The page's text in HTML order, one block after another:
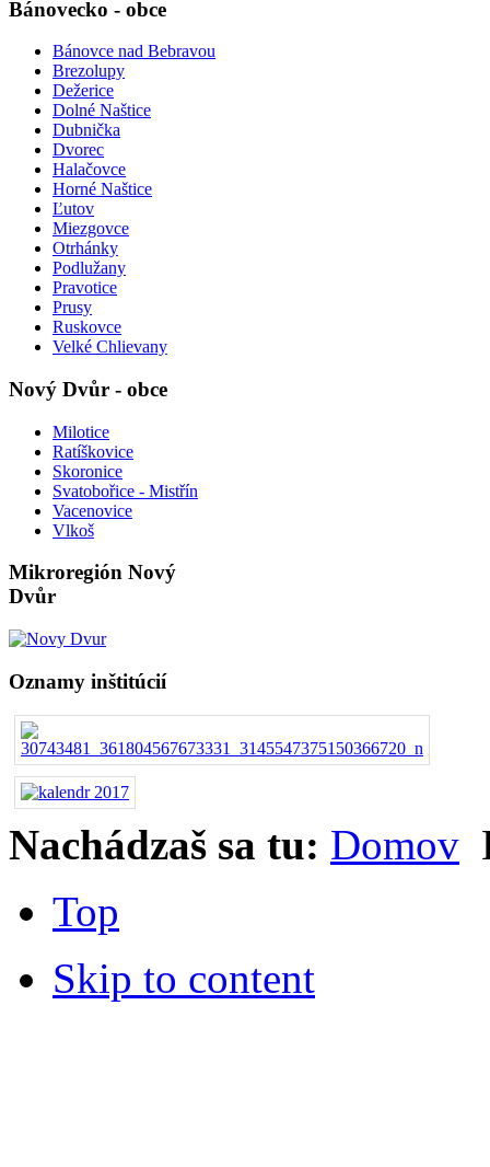
Bánovecko - obce
Bánovce nad Bebravou
Brezolupy
Dežerice
Dolné Naštice
Dubnička
Dvorec
Halačovce
Horné Naštice
Ľutov
Miezgovce
Otrhánky
Podlužany
Pravotice
Prusy
Ruskovce
Velké Chlievany
Nový Dvůr - obce
Milotice
Ratíškovice
Skoronice
Svatobořice - Mistřín
Vacenovice
Vlkoš
Mikroregión Nový
Dvůr
Oznamy inštitúcií
Nachádzaš sa tu: Domov
Top
Skip to content